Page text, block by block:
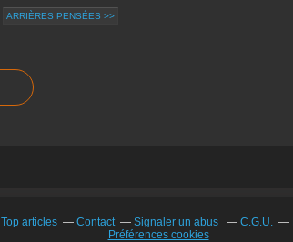
ARRIÈRES PENSÉES >>
Top articles Contact Signaler un abus C.G.U.
Préférences cookies